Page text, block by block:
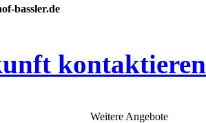
bassler.de
kontaktieren
Weitere Angebote